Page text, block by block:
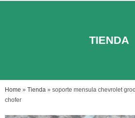
TIENDA
Home » Tienda » soporte mensula chevrolet
chofer